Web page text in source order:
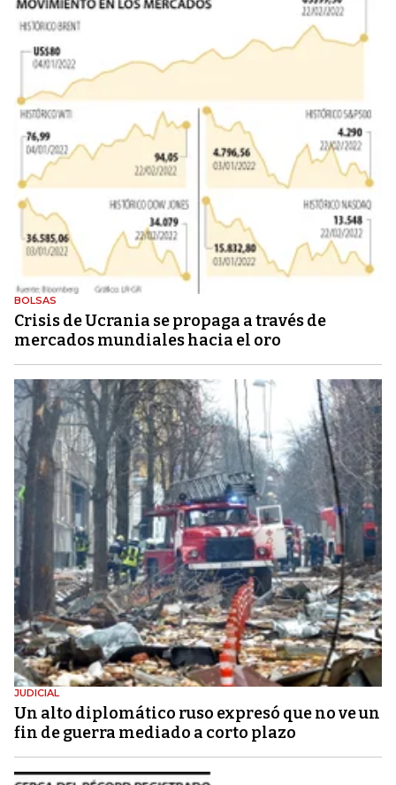
BOLSAS
Crisis de Ucrania se propaga a través de
mercados mundiales hacia el oro
JUDICIAL
Un alto diplomático ruso expresó que no ve un
fin de guerra mediado a corto plazo